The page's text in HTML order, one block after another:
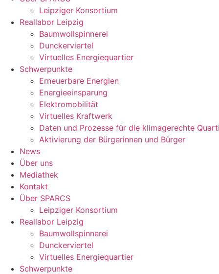
Leipziger Konsortium
Reallabor Leipzig
Baumwollspinnerei
Dunckerviertel
Virtuelles Energiequartier
Schwerpunkte
Erneuerbare Energien
Energieeinsparung
Elektromobilität
Virtuelles Kraftwerk
Daten und Prozesse für die klimagerechte
Aktivierung der Bürgerinnen und Bürger
News
Über uns
Mediathek
Kontakt
Über SPARCS
Leipziger Konsortium
Reallabor Leipzig
Baumwollspinnerei
Dunckerviertel
Virtuelles Energiequartier
Schwerpunkte